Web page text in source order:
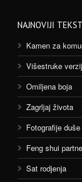
NAJNOVIJI
Kamen za
Višestruke
Omiljena boja
Zagrljaj života
Fotografije duše
Feng shui
Sat rodjenja